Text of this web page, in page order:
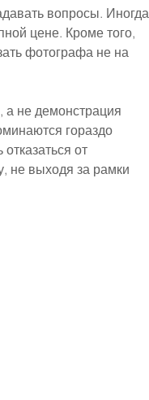
вопросы. Иногда
цене. Кроме того,
фотографа не на
а не демонстрация
гораздо
от
не выходя за рамки